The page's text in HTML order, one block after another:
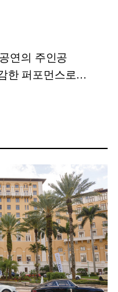
공연의 주인공
한 퍼포먼스로
유제프
뿜어내는 예술적